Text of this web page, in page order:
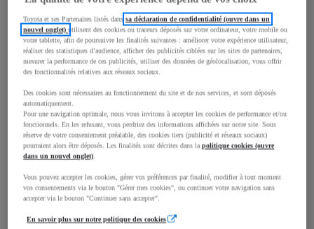
Consommation mixte
Émissions CO2 g/km
Toyota et ses Partenaires listés danssa déclaration de confidentialité (ouvre dans un
nouvel onglet)utilisent des cookies ou traceurs déposés sur votre ordinateur, votre mobile ou
votre tablette, afin de poursuivre les finalités suivantes : améliorer votre expérience utilisateur,
réaliser des statistiques d’audience, afficher des publicités ciblées sur les sites de partenaires,
mesurer la performance de ces publicités, utiliser des données de géolocalisation, vous offrir
des fonctionnalités relatives aux réseaux sociaux.
Des cookies sont nécessaires au fonctionnement du site et de nos services, et sont déposés
automatiquement.
Pour une navigation optimale, nous vous invitons à accepter les cookies de performance et/ou
fonctionnels. En les refusant, vous perdriez des informations affichées sur notre site. Sous
réserve de votre consentement préalable, des cookies tiers (publicité et réseaux sociaux)
pourraient alors être déposés. Les finalités sont décrites dans lapolitique cookies (ouvre
dans un nouvel onglet).
Vous pouvez accepter les cookies, gérer vos préférences par finalité, modifier à tout moment
vos consentements via le bouton "Gérer mes cookies", ou continuer votre navigation sans
accepter via le bouton "Continuer sans accepter".
En savoir plus sur notre politique des cookies